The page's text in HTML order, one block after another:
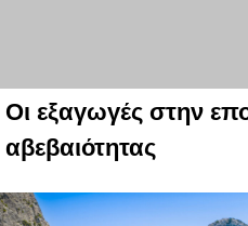
Οι εξαγωγές στην
αβεβαιότητας